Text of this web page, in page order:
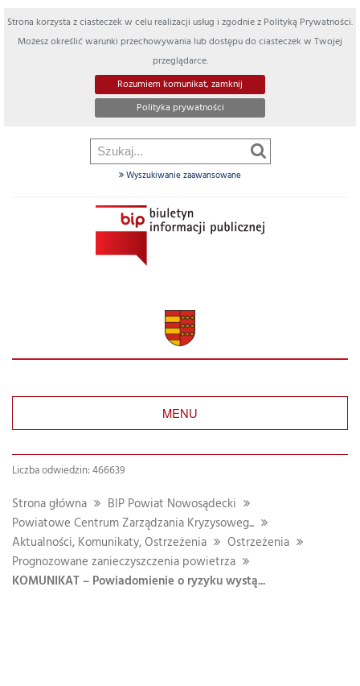
Strona korzysta z ciasteczek w celu realizacji usług i zgodnie z Polityką Prywatności.
Możesz określić warunki przechowywania lub dostępu do ciasteczek w Twojej
przeglądarce.
Rozumiem komunikat, zamknij
Polityka prywatności
Wyszukiwanie zaawansowane
MENU
Liczba odwiedzin: 466639
Strona główna
BIP Powiat Nowosądecki
Powiatowe Centrum Zarządzania Kryzysoweg...
Aktualności, Komunikaty, Ostrzeżenia
Ostrzeżenia
Prognozowane zanieczyszczenia powietrza
KOMUNIKAT – Powiadomienie o ryzyku wystą...